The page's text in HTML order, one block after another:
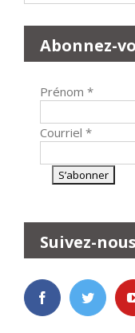
Abonnez-
Prénom *
Courriel *
Suivez-nous